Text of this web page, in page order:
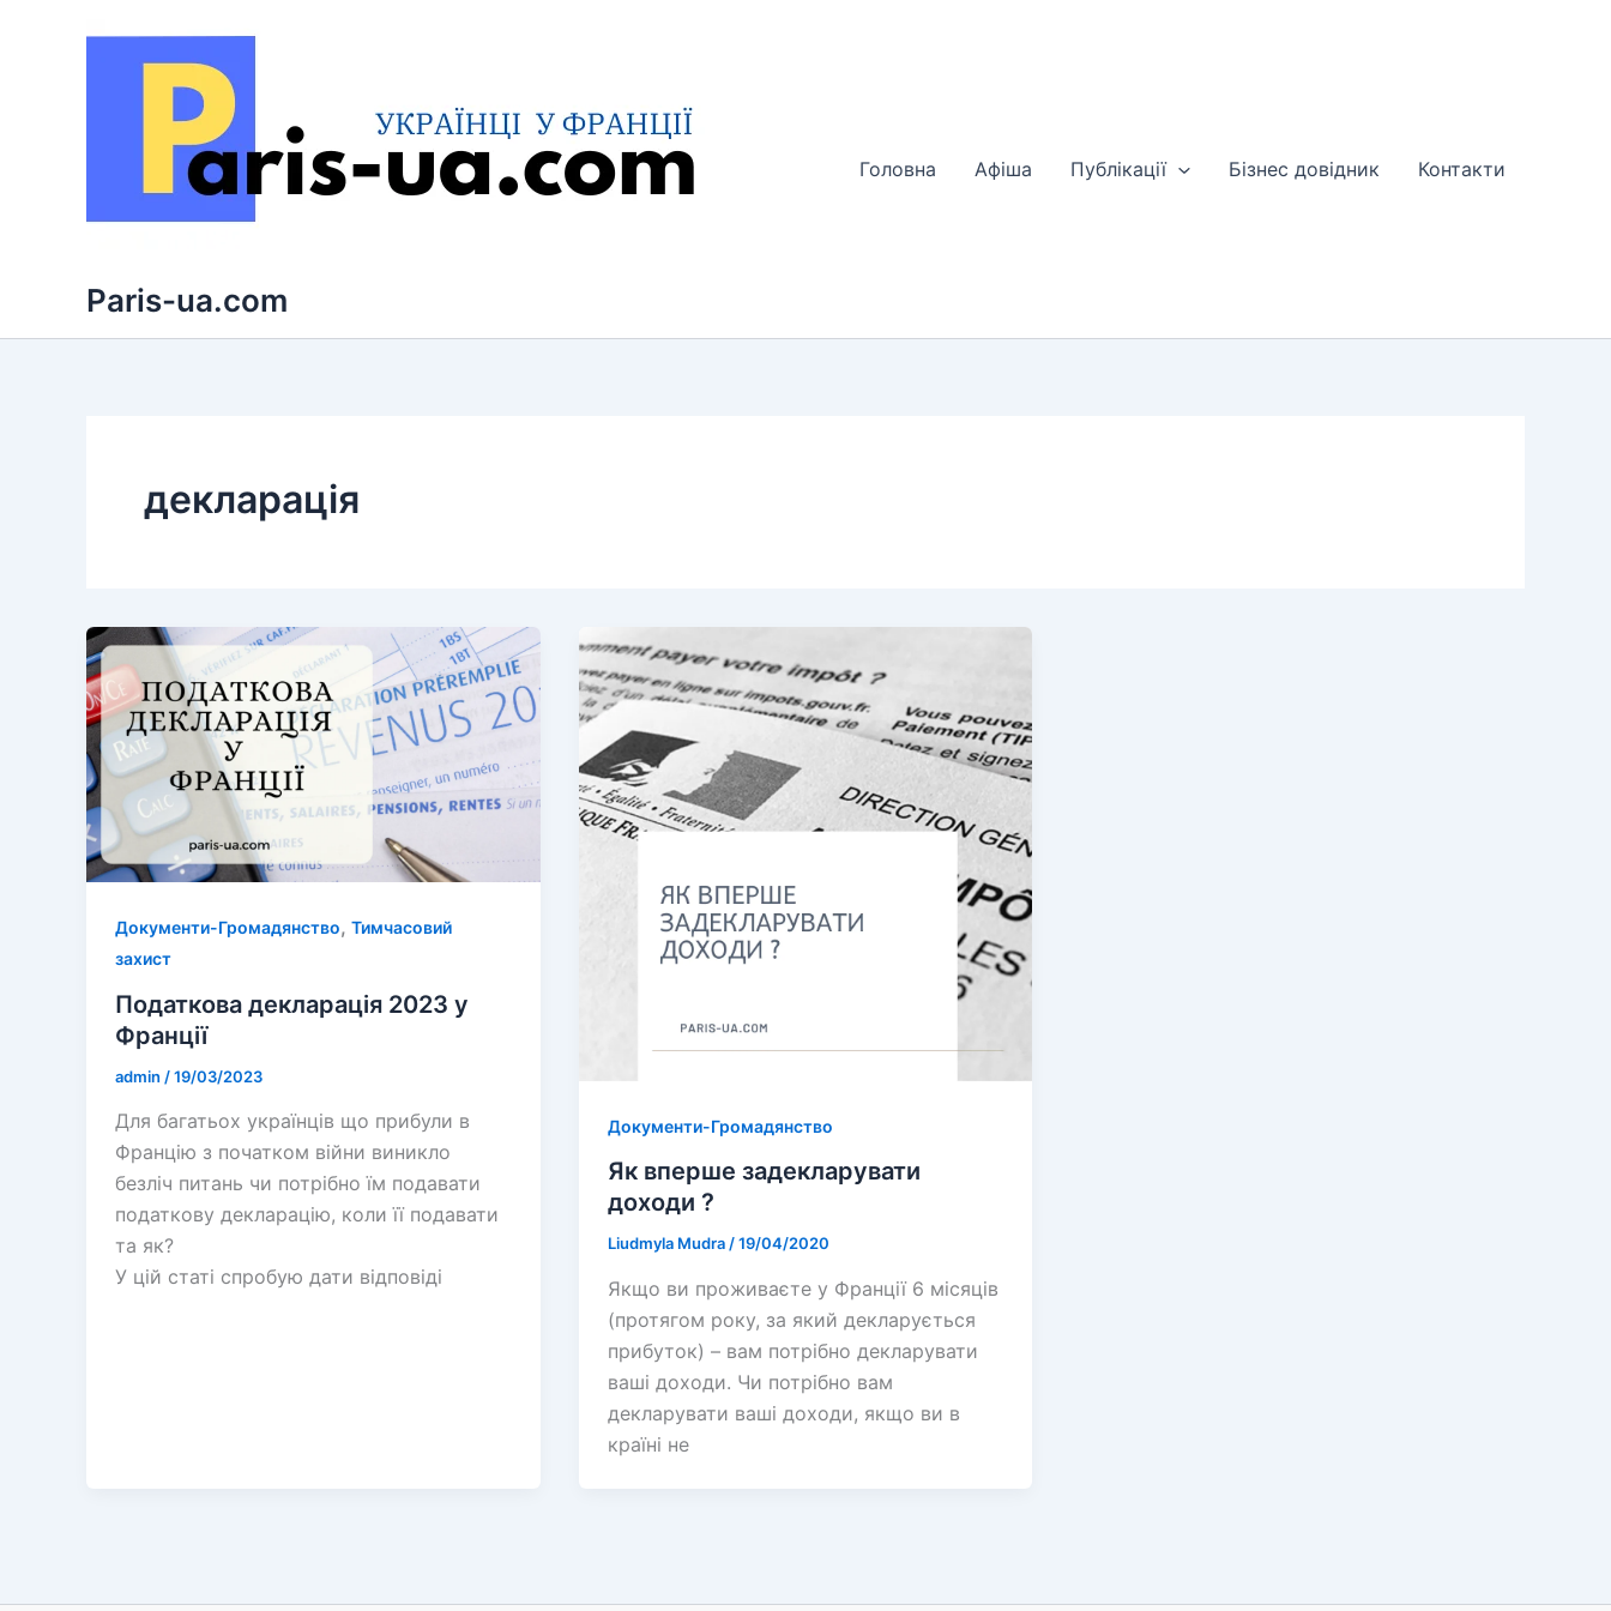
Paris-ua.com
Головна Афіша Публікації Бізнес довідник Контакти
декларація
Документи-Громадянство, Тимчасовий
захист
Податкова декларація 2023 у
Франції
admin /19/03/2023
Для багатьох українців що прибули в
Францію з початком війни виникло
безліч питань чи потрібно їм подавати
податкову декларацію, коли її подавати
та як?
У цій статі спробую дати відповіді
Документи-Громадянство
Як вперше задекларувати
доходи ?
Liudmyla Mudra/19/04/2020
Якщо ви проживаєте у Франції 6 місяців
(протягом року, за який декларується
прибуток) – вам потрібно декларувати
ваші доходи. Чи потрібно вам
декларувати ваші доходи, якщо ви в
країні не